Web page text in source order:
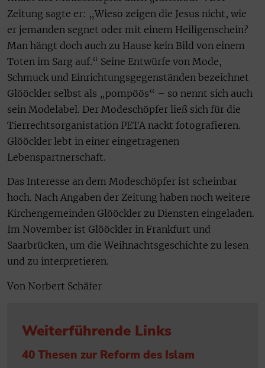
Zeitung sagte er: „Wieso zeigen die Jesus nicht, wie
er jemanden segnet oder mit einem Heiligenschein?
Man hängt doch auch zu Hause kein Bild von einem
Toten im Sarg auf.“ Seine Entwürfe von Mode,
Schmuck und Einrichtungsgegenständen bezeichnet
Glööckler selbst als „pompöös“ – so nennt sich auch
sein Modelabel. Der Modeschöpfer ließ sich für die
Tierrechtsorganistation PETA nackt fotografieren.
Glööckler lebt in einer eingetragenen
Lebenspartnerschaft.
Das Interesse an dem Modeschöpfer ist scheinbar
hoch. Nach Angaben der Zeitung haben noch weitere
Kirchengemeinden Glööckler zu Diensten eingeladen.
Im November ist Glööckler in Frankfurt und
Saarbrücken, um die Weihnachtsgeschichte zu lesen
und zu interpretieren.
Von Norbert Schäfer
Weiterführende Links
40 Thesen zur Reform des Islam